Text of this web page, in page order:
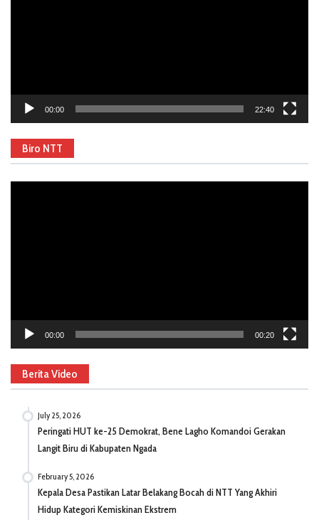
00:00 22:40
Biro NTT
00:00 00:20
Berita Video
July 25, 2026
Peringati HUT ke-25 Demokrat, Bene Lagho Komandoi Gerakan
Langit Biru di Kabupaten Ngada
February 5, 2026
Kepala Desa Pastikan Latar Belakang Bocah di NTT Yang Akhiri
Hidup Kategori Kemiskinan Ekstrem